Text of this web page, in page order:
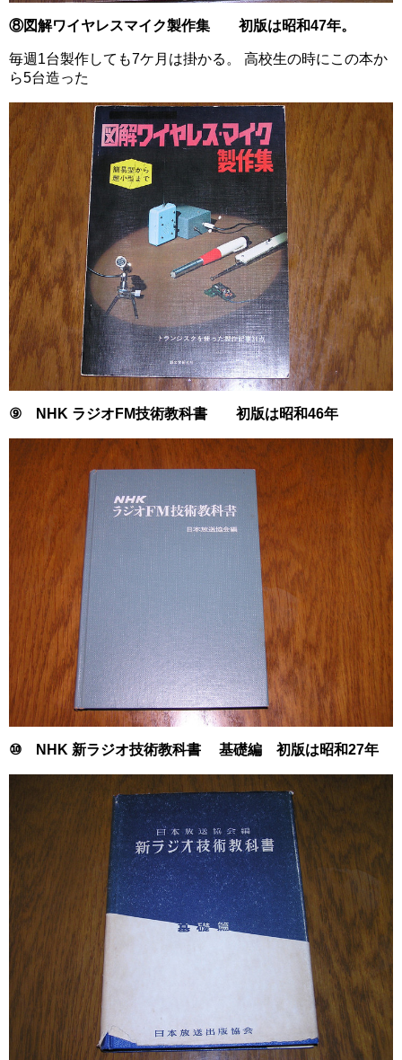
⑧図解ワイヤレスマイク製作集 初版は昭和47年。
毎週1台製作しても7ケ月は掛かる。 高校生の時にこの本か
ら5台造った
⑨ NHK ラジオFM技術教科書 初版は昭和46年
⑩ NHK 新ラジオ技術教科書 基礎編 初版は昭和27年